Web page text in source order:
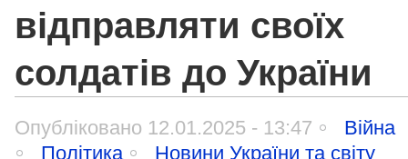
відправляти своїх
солдатів до України
Опубліковано 12.01.2025 - 13:47
Війна
Політика
Новини України та світу